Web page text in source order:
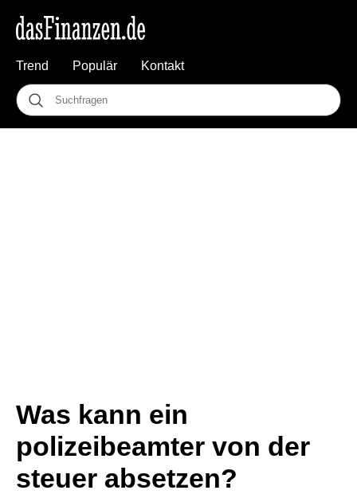
Trend Populär Kontakt
Was kann ein
polizeibeamter von der
steuer absetzen?